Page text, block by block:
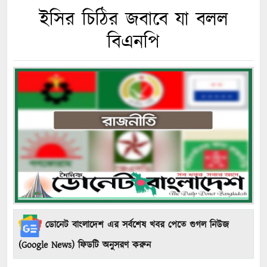
ইসির চিঠির জবাবে যা বলল
বিএনপি
ডোনেট বাংলাদেশ এর সর্বশেষ খবর পেতে গুগল নিউজ
(Google News) ফিডটি অনুসরণ করুন